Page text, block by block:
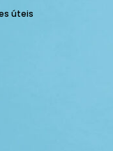
úteis